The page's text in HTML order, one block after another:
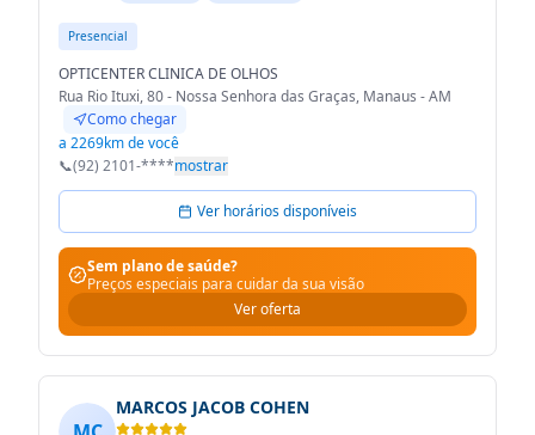
Presencial
OPTICENTER CLINICA DE OLHOS
Rua Rio Ituxi, 80 - Nossa Senhora das Graças, Manaus - AM
Como chegar
a 2269km de você
📞(92) 2101-****mostrar
Ver horários disponíveis
Sem plano de saúde?
Preços especiais para cuidar da sua visão
Ver oferta
MARCOS JACOB COHEN